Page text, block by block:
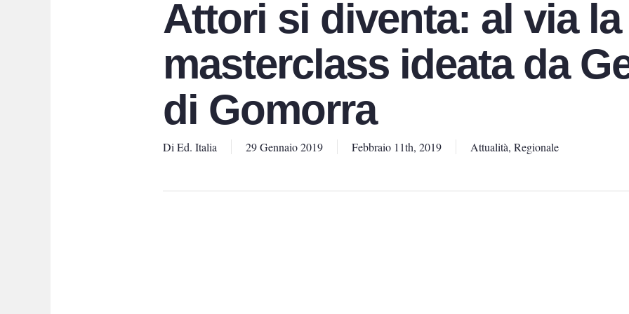
Attori si diventa: al via la
masterclass ideata da
di Gomorra
Di Ed. Italia 29 Gennaio 2019 Febbraio 11th, 2019 Attualità, Regionale